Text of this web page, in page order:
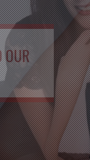
OUR